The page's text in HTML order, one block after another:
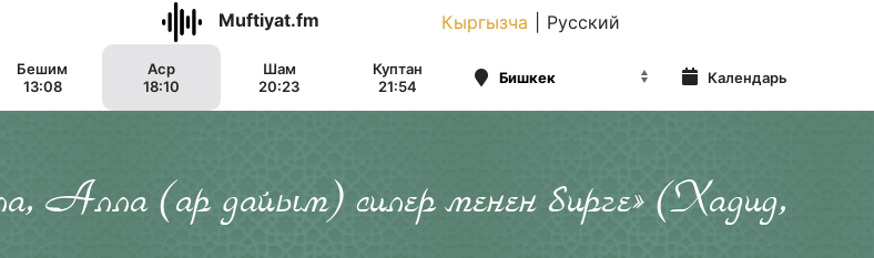
Muftiyat.fm Кыргызча Русский
Бешим
13:08
Аср
18:10
Шам
20:23
Куптан
21:54
Календарь
Алла (ар дайым) силер менен бирге» (Хадид,